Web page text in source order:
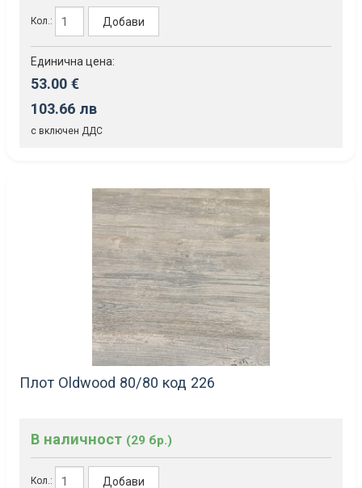
Кол.: Добави
Единична цена:
53.00 €
103.66 лв
с включен ДДС
Плот Oldwood 80/80 код 226
В наличност (29 бр.)
Кол.: Добави